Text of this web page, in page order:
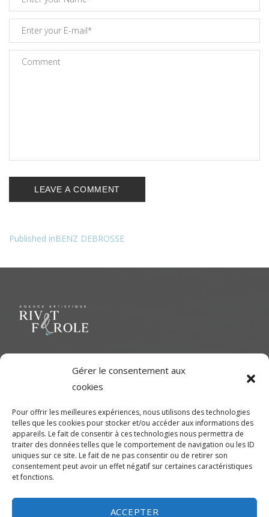
Gérer le consentement aux
cookies
Pour offrir les meilleures expériences, nous utilisons des technologies
telles que les cookies pour stocker et/ou accéder aux informations des
appareils. Le fait de consentir à ces technologies nous permettra de
traiter des données telles que le comportement de navigation ou les ID
uniques sur ce site. Le fait de ne pas consentir ou de retirer son
consentement peut avoir un effet négatif sur certaines caractéristiques
et fonctions.
ACCEPTER
Navigation
l’article
Published inBENZ DEBROSSE
pour contribuer à une richesse dans le milieu cinématographique
et d'aider les artistes à développer leur plein potentiel.
CONTACTEZ-NOUS
Montréal
450-245-7475 (sans frais de Montréal) ou 514-655-9191
info@rivetferole.com